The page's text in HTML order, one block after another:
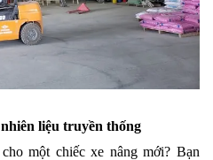
liệu truyền thống
một chiếc xe nâng mới? Bạn